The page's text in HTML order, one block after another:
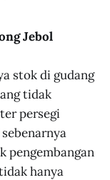
Jebol
stok di gudang
tidak
persegi
pengembangan
hanya